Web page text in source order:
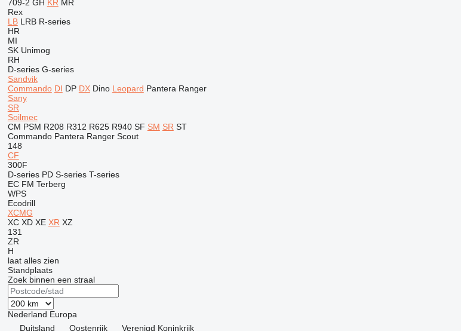
709-2 GH KR MR
Rex
LB LRB R-series
HR
MI
SK Unimog
RH
D-series G-series
Sandvik
Commando DI DP DX Dino Leopard Pantera Ranger
Sany
SR
Soilmec
CM PSM R208 R312 R625 R940 SF SM SR ST
Commando Pantera Ranger Scout
148
CF
300F
D-series PD S-series T-series
EC FM Terberg
WPS
Ecodrill
XCMG
XC XD XE XR XZ
131
ZR
H
laat alles zien
Standplaats
Zoek binnen een straal
Nederland Europa
Duitsland
Oostenrijk
Verenigd Koninkrijk